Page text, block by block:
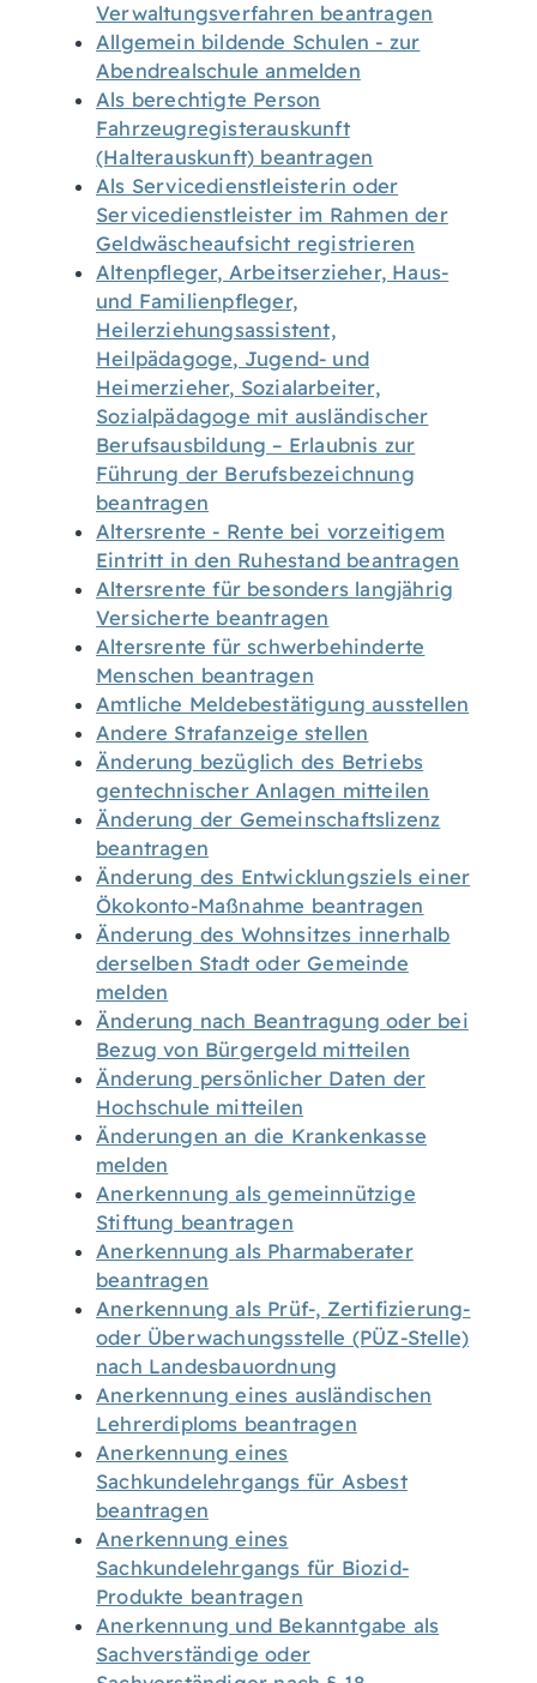
Verwaltungsverfahren beantragen
Allgemein bildende Schulen - zur
Abendrealschule anmelden
Als berechtigte Person
Fahrzeugregisterauskunft
(Halterauskunft) beantragen
Als Servicedienstleisterin oder
Servicedienstleister im Rahmen der
Geldwäscheaufsicht registrieren
Altenpfleger, Arbeitserzieher, Haus-
und Familienpfleger,
Heilerziehungsassistent,
Heilpädagoge, Jugend- und
Heimerzieher, Sozialarbeiter,
Sozialpädagoge mit ausländischer
Berufsausbildung – Erlaubnis zur
Führung der Berufsbezeichnung
beantragen
Altersrente - Rente bei vorzeitigem
Eintritt in den Ruhestand beantragen
Altersrente für besonders langjährig
Versicherte beantragen
Altersrente für schwerbehinderte
Menschen beantragen
Amtliche Meldebestätigung ausstellen
Andere Strafanzeige stellen
Änderung bezüglich des Betriebs
gentechnischer Anlagen mitteilen
Änderung der Gemeinschaftslizenz
beantragen
Änderung des Entwicklungsziels einer
Ökokonto-Maßnahme beantragen
Änderung des Wohnsitzes innerhalb
derselben Stadt oder Gemeinde
melden
Änderung nach Beantragung oder bei
Bezug von Bürgergeld mitteilen
Änderung persönlicher Daten der
Hochschule mitteilen
Änderungen an die Krankenkasse
melden
Anerkennung als gemeinnützige
Stiftung beantragen
Anerkennung als Pharmaberater
beantragen
Anerkennung als Prüf-, Zertifizierung-
oder Überwachungsstelle (PÜZ-Stelle)
nach Landesbauordnung
Anerkennung eines ausländischen
Lehrerdiploms beantragen
Anerkennung eines
Sachkundelehrgangs für Asbest
beantragen
Anerkennung eines
Sachkundelehrgangs für Biozid-
Produkte beantragen
Anerkennung und Bekanntgabe als
Sachverständige oder